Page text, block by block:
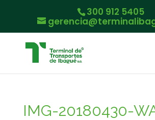
300 912 5405
IMG-20180430-